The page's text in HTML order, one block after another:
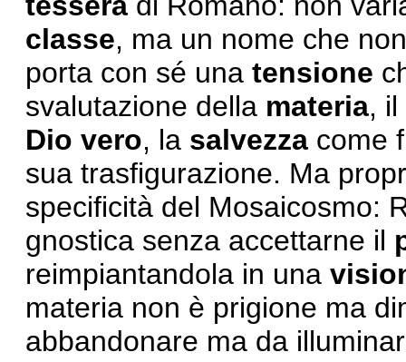
classe, ma un nome che
porta con sé una tensione
svalutazione della materia, il
Dio vero, la salvezza come
sua trasfigurazione. Ma
specificità del Mosaicosmo:
gnostica senza accettarne il
reimpiantandola in una
materia non è prigione ma
abbandonare ma da